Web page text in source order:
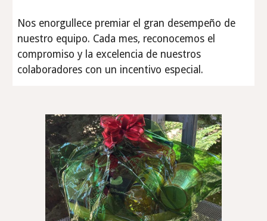
Nos enorgullece premiar el gran desempeño de
nuestro equipo. Cada mes, reconocemos el
compromiso y la excelencia de nuestros
colaboradores con un incentivo especial.